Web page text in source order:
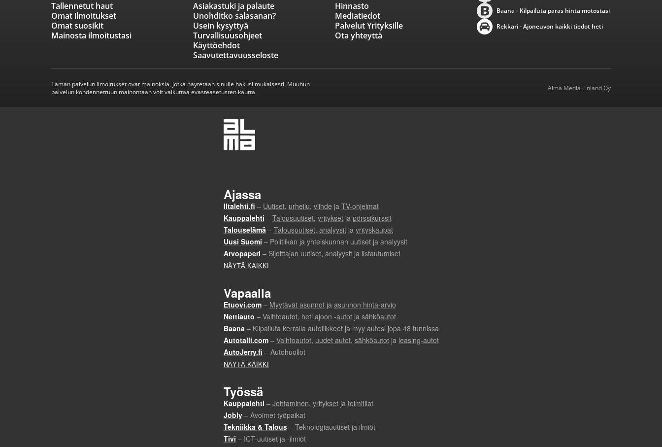
Tallennetut haut
Omat ilmoitukset
Omat suosikit
Mainosta ilmoitustasi
Asiakastuki ja palaute
Unohditko salasanan?
Usein kysyttyä
Turvallisuusohjeet
Käyttöehdot
Saavutettavuusseloste
Hinnasto
Mediatiedot
Palvelut Yrityksille
Ota yhteyttä
Baana - Kilpailuta paras hinta motostasi
Rekkari - Ajoneuvon kaikki tiedot heti
Tämän palvelun ilmoitukset ovat mainoksia, jotka näytetään sinulle hakusi mukaisesti. Muuhun
palvelun kohdennettuun mainontaan voit vaikuttaa evästeasetusten kautta.
Alma Media Finland Oy